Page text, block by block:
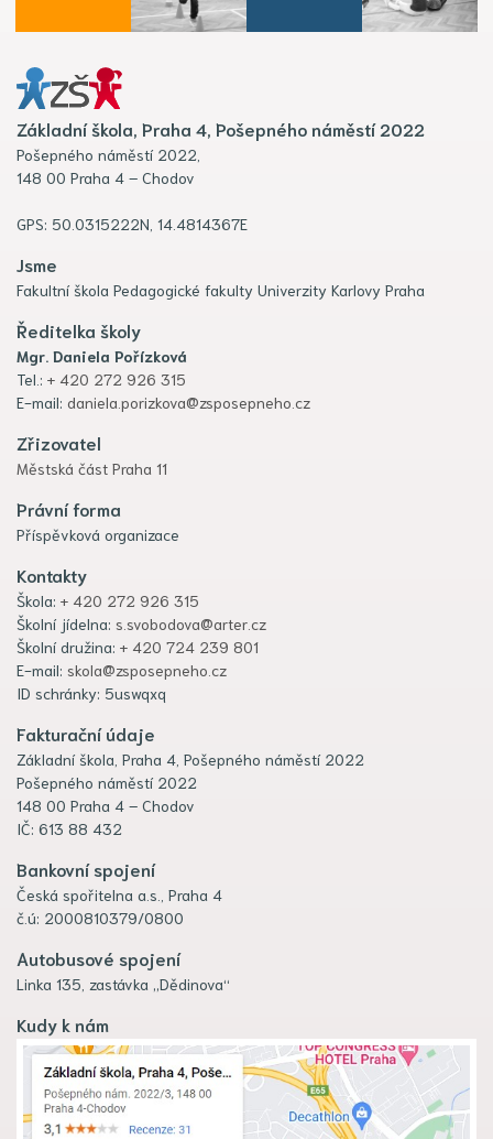
Základní škola, Praha 4, Pošepného náměstí 2022
Pošepného náměstí 2022,
148 00 Praha 4 – Chodov
GPS: 50.0315222N, 14.4814367E
Jsme
Fakultní škola Pedagogické fakulty Univerzity Karlovy Praha
Ředitelka školy
Mgr. Daniela Pořízková
Tel.: + 420 272 926 315
E-mail: daniela.porizkova@zsposepneho.cz
Zřizovatel
Městská část Praha 11
Právní forma
Příspěvková organizace
Kontakty
Škola: + 420 272 926 315
Školní jídelna: s.svobodova@arter.cz
Školní družina: + 420 724 239 801
E-mail: skola@zsposepneho.cz
ID schránky: 5uswqxq
Fakturační údaje
Základní škola, Praha 4, Pošepného náměstí 2022
Pošepného náměstí 2022
148 00 Praha 4 – Chodov
IČ: 613 88 432
Bankovní spojení
Česká spořitelna a.s., Praha 4
č.ú: 2000810379/0800
Autobusové spojení
Linka 135, zastávka „Dědinova“
Kudy k nám